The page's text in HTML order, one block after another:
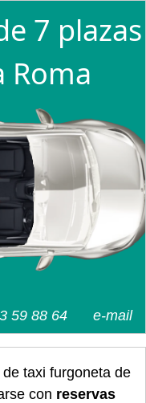
7 plazas
Roma
e-mail
59 88 64
taxi furgoneta de
con reservas